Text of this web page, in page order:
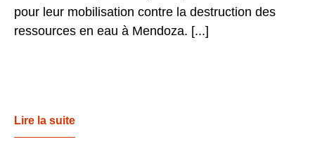
pour leur mobilisation contre la destruction des
ressources en eau à Mendoza. [...]
Lire la suite